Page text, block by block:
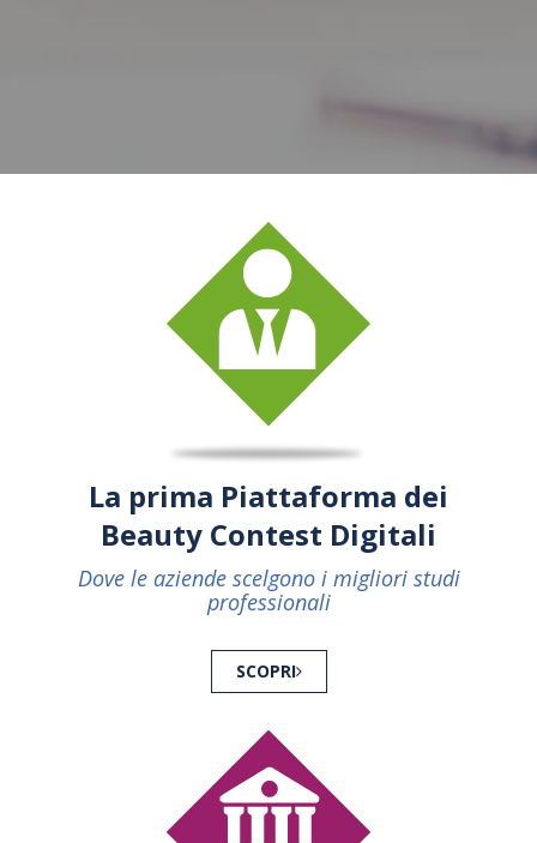
La prima Piattaforma dei
Beauty Contest Digitali
Dove le aziende scelgono i migliori studi
professionali
SCOPRI